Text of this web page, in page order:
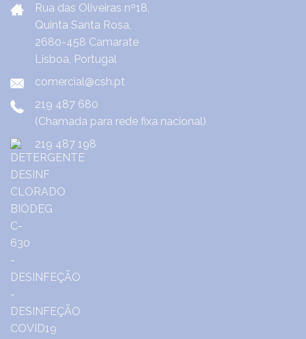
Rua das Oliveiras nº18,
Quinta Santa Rosa,
2680-458 Camarate
Lisboa, Portugal
comercial@csh.pt
219 487 680
(Chamada para rede fixa nacional)
219 487 198